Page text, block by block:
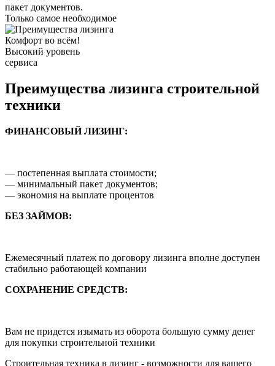
пакет документов.
Только самое необходимое
Комфорт во всём!
Высокий уровень
сервиса
Преимущества лизинга строительной
техники
ФИНАНСОВЫЙ ЛИЗИНГ:
— постепенная выплата стоимости;
— минимальный пакет документов;
— экономия на выплате процентов
БЕЗ ЗАЙМОВ:
Ежемесячный платеж по договору лизинга вполне доступен
стабильно работающей компании
СОХРАНЕНИЕ СРЕДСТВ:
Вам не придется изымать из оборота большую сумму денег
для покупки строительной техники
Строительная техника в лизинг - возможности для вашего